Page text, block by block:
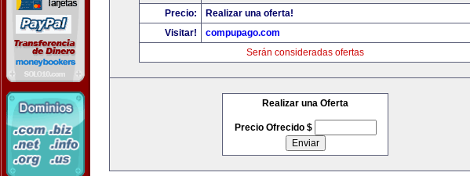
Precio:
Realizar una oferta!
Visitar!
compupago.com
Serán consideradas ofertas
Realizar una Oferta
Precio Ofrecido $